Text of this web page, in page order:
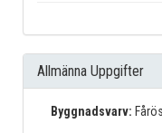
Allmänna Uppgifter
Byggnadsvarv: